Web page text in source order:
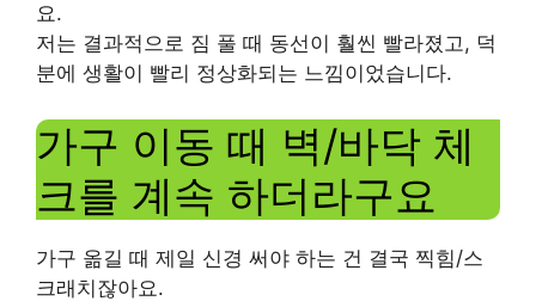
요.
저는 결과적으로 짐 풀 때 동선이 훨씬 빨라졌고, 덕
분에 생활이 빨리 정상화되는 느낌이었습니다.
가구 이동 때 벽/바닥 체
크를 계속 하더라구요
가구 옮길 때 제일 신경 써야 하는 건 결국 찍힘/스
크래치잖아요.